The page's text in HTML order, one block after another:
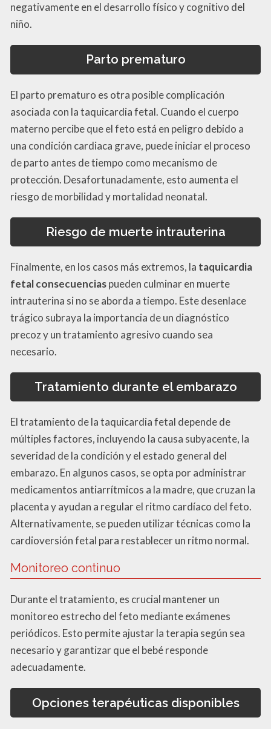
negativamente en el desarrollo físico y cognitivo del
niño.
Parto prematuro
El parto prematuro es otra posible complicación
asociada con la taquicardia fetal. Cuando el cuerpo
materno percibe que el feto está en peligro debido a
una condición cardiaca grave, puede iniciar el proceso
de parto antes de tiempo como mecanismo de
protección. Desafortunadamente, esto aumenta el
riesgo de morbilidad y mortalidad neonatal.
Riesgo de muerte intrauterina
Finalmente, en los casos más extremos, la taquicardia
fetal consecuenciaspueden culminar en muerte
intrauterina si no se aborda a tiempo. Este desenlace
trágico subraya la importancia de un diagnóstico
precoz y un tratamiento agresivo cuando sea
necesario.
Tratamiento durante el embarazo
El tratamiento de la taquicardia fetal depende de
múltiples factores, incluyendo la causa subyacente, la
severidad de la condición y el estado general del
embarazo. En algunos casos, se opta por administrar
medicamentos antiarrítmicos a la madre, que cruzan la
placenta y ayudan a regular el ritmo cardíaco del feto.
Alternativamente, se pueden utilizar técnicas como la
cardioversión fetal para restablecer un ritmo normal.
Monitoreo continuo
Durante el tratamiento, es crucial mantener un
monitoreo estrecho del feto mediante exámenes
periódicos. Esto permite ajustar la terapia según sea
necesario y garantizar que el bebé responde
adecuadamente.
Opciones terapéuticas disponibles